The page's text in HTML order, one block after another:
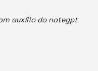
auxílio do notegpt